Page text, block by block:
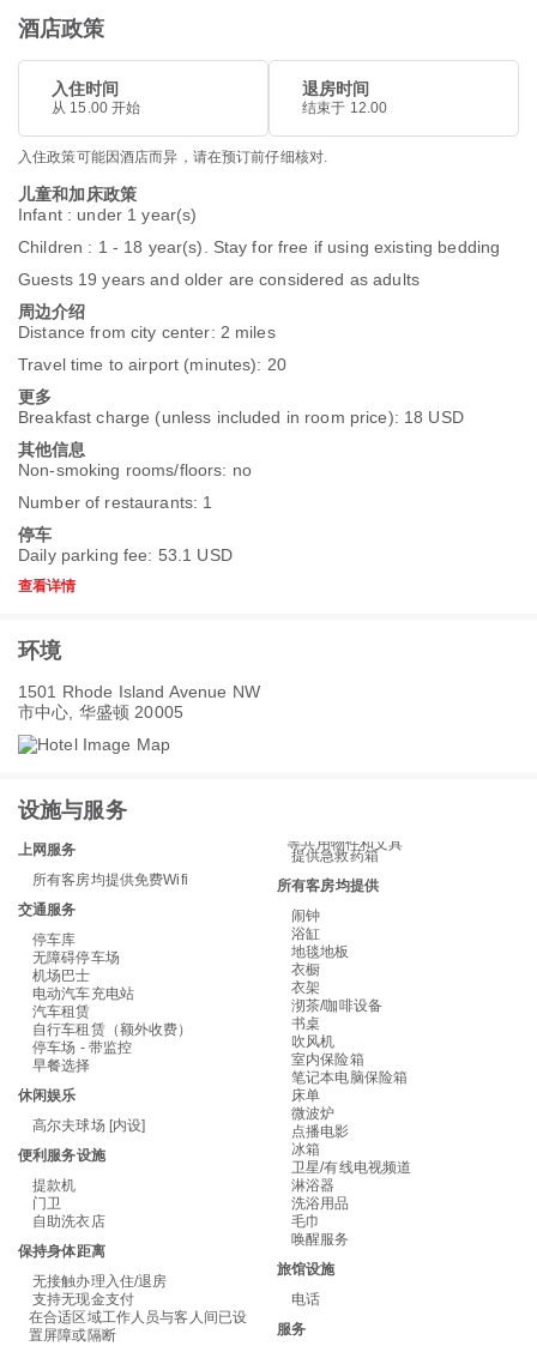
酒店政策
入住时间
从 15.00 开始
退房时间
结束于 12.00
入住政策可能因酒店而异，请在预订前仔细核对.
儿童和加床政策
Infant : under 1 year(s)
Children : 1 - 18 year(s). Stay for free if using existing bedding
Guests 19 years and older are considered as adults
周边介绍
Distance from city center: 2 miles
Travel time to airport (minutes): 20
更多
Breakfast charge (unless included in room price): 18 USD
其他信息
Non-smoking rooms/floors: no
Number of restaurants: 1
停车
Daily parking fee: 53.1 USD
查看详情
环境
1501 Rhode Island Avenue NW
市中心, 华盛顿 20005
设施与服务
上网服务
所有客房均提供免费Wifi
交通服务
停车库
无障碍停车场
机场巴士
电动汽车充电站
汽车租赁
自行车租赁（额外收费）
停车场 - 带监控
早餐选择
休闲娱乐
高尔夫球场 [内设]
便利服务设施
提款机
门卫
自助洗衣店
保持身体距离
无接触办理入住/退房
支持无现金支付
在合适区域工作人员与客人间已设
置屏障或隔断
等共用物件和文具
提供急救药箱
所有客房均提供
闹钟
浴缸
地毯地板
衣橱
衣架
沏茶/咖啡设备
书桌
吹风机
室内保险箱
笔记本电脑保险箱
床单
微波炉
点播电影
冰箱
卫星/有线电视频道
淋浴器
洗浴用品
毛巾
唤醒服务
旅馆设施
电话
服务